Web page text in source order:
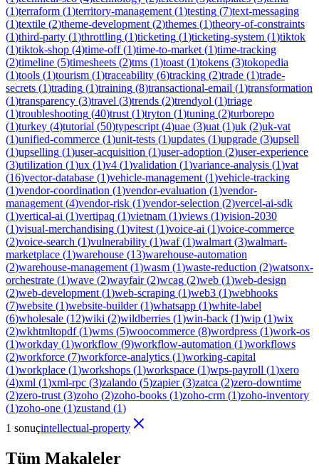
(1)terraform (1)territory-management (1)testing (7)text-messaging
(1)textile (2)theme-development (2)themes (1)theory-of-constraints
(1)third-party (1)throttling (1)ticketing (1)ticketing-system (1)tiktok
(1)tiktok-shop (4)time-off(1)time-to-market (1)time-tracking
(2)timeline (5)timesheets (2)tms (1)toast (1)tokens (3)tokopedia
(1)tools (1)tourism (1)traceability (6)tracking (2)trade (1)trade-
secrets (1)trading (1)training (8)transactional-email (1)transformation
(1)transparency (3)travel (3)trends (2)trendyol (1)triage
(1)troubleshooting (40)trust (1)tryton (1)tuning (2)turborepo
(1)turkey (4)tutorial (50)typescript (4)uae (3)uat (1)uk (2)uk-vat
(1)unified-commerce (1)unit-tests (1)updates (1)upgrade (3)upsell
(1)upselling (1)user-acquisition (1)user-adoption (2)user-experience
(3)utilization (1)ux (1)v4 (1)validation (1)variance-analysis (1)vat
(16)vector-database (1)vehicle-management (1)vehicle-tracking
(1)vendor-coordination (1)vendor-evaluation (1)vendor-
management (4)vendor-risk (1)vendor-selection (2)vercel-ai-sdk
(1)vertical-ai (1)vertipaq (1)vietnam (1)views (1)vision-2030
(1)visual-merchandising (1)vitest (1)voice-ai (1)voice-commerce
(2)voice-search (1)vulnerability (1)waf(1)walmart (3)walmart-
marketplace (1)warehouse (13)warehouse-automation
(2)warehouse-management (1)wasm (1)waste-reduction (2)watsonx-
orchestrate (1)wave (2)wayfair(2)wcag (2)web (1)web-design
(2)web-development (1)web-scraping (1)web3 (1)webhooks
(7)website (1)website-builder(1)whatsapp (1)white-label
(6)wholesale (12)wiki (2)wildberries (1)win-back (1)wip (1)wix
(2)wkhtmltopdf(1)wms (5)woocommerce (8)wordpress (1)work-os
(1)workday (1)workflow (9)workflow-automation (1)workflows
(2)workforce (7)workforce-analytics (1)working-capital
(1)workplace (1)workshops (1)workspace (1)wps-payroll (1)xero
(4)xml (1)xml-rpc (3)zalando (5)zapier(3)zatca (2)zero-downtime
(2)zero-trust (3)zoho (2)zoho-books (1)zoho-crm (1)zoho-inventory
(1)zoho-one (1)zustand (1)
1 sonuçintellectual-property
Tüm Makaleler